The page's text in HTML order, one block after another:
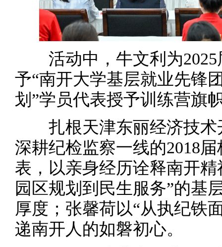
活动中，牛文利为2025
予“南开大学基层就业先锋
划”学员代表授予训练营旗
扎根天津东丽经济技术
深耕纪检监察一线的2018
表，以亲身经历诠释南开
园区规划到民生服务”的基
厚度；张馨荷以“从执纪铁
递南开人的如磐初心。